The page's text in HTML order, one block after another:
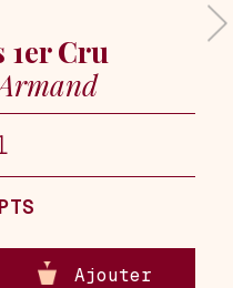
1er Cru
Ajouter